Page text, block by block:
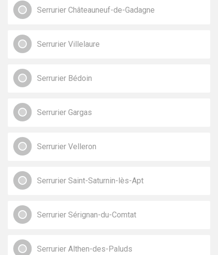
Serrurier Châteauneuf-de-Gadagne
Serrurier Villelaure
Serrurier Bédoin
Serrurier Gargas
Serrurier Velleron
Serrurier Saint-Saturnin-lès-Apt
Serrurier Sérignan-du-Comtat
Serrurier Althen-des-Paluds